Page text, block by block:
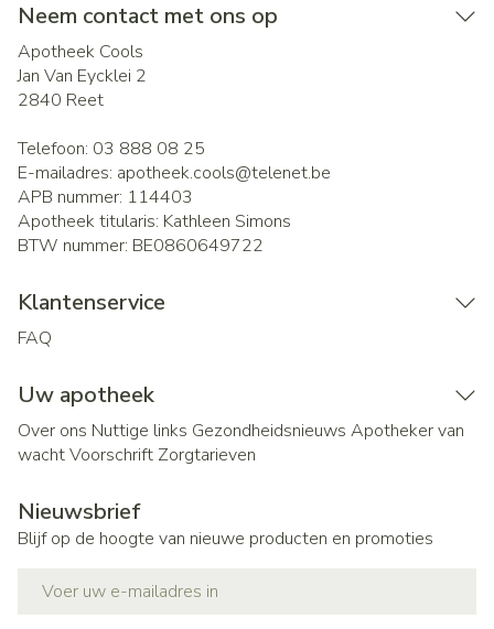
Neem contact met ons op
Apotheek Cools
Jan Van Eycklei 2
2840 Reet
Telefoon: 03 888 08 25
E-mailadres: apotheek.cools@telenet.be
APB nummer: 114403
Apotheek titularis: Kathleen Simons
BTW nummer: BE0860649722
Klantenservice
FAQ
Uw apotheek
Over ons Nuttige links Gezondheidsnieuws Apotheker van
wachtVoorschrift Zorgtarieven
Nieuwsbrief
Blijf op de hoogte van nieuwe producten en promoties